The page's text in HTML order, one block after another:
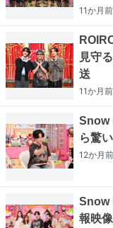
11か月前
見守
送
11か月前
Snow
ら驚
12か月前
Snow
報映